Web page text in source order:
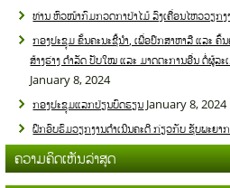
ທ່ານ ຫົວໜ້າກົມກວດກາປ່າໄມ້ ລົງເຄື່ອນໄຫວວຽກ
ກອງປະຊຸມ ຂັ້ນຄະນະຊີ້ນໍາ, ເພື່ອປຶກສາຫາລື ແລະ ຄົ້
ສ້າງຮ່າງ ດໍາລັດ ປັບໃໝ ແລະ ມາດຕະການອື່ນ ຕໍ່ຜູ້ລ
January 8, 2024
ກອງປະຊຸມແລກປ່ຽນບົດຮຽນ January 8, 2024
ຝຶກອົບຮົມວຽກງານດໍາເນີນຄະດີ ກ່ຽວກັບ ຊັບພະຍາ
ຄວາມຄິດເຫັນລ່າສຸດ